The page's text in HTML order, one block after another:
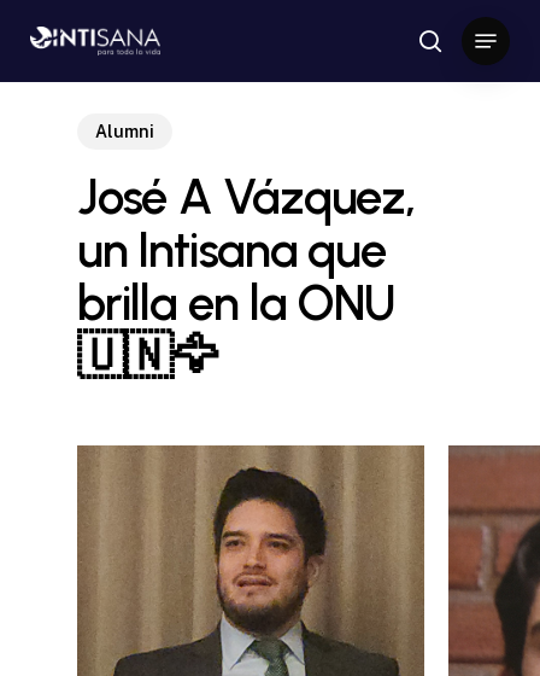
main
search
Menu
Alumni
José A Vázquez,
un Intisana que
brilla en la ONU
🇺🇳🦅
Close